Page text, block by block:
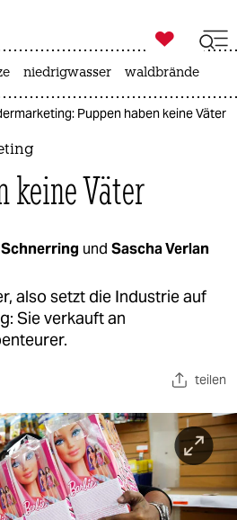
zahl ich
ich

taz zahl ich
niedrigwasser waldbrände
Puppen haben keine Väter
keine Väter
und Sascha Verlan
also setzt die Industrie auf
Sie verkauft an
teilen